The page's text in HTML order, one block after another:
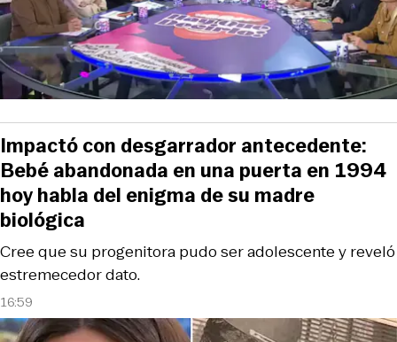
16:59
Cree que su progenitora pudo ser adolescente y reveló
estremecedor dato.
Impactó con desgarrador antecedente:
Bebé abandonada en una puerta en 1994
hoy habla del enigma de su madre
biológica